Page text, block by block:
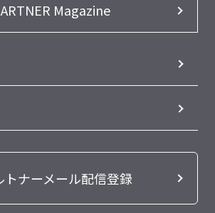
ARTNER Magazine
トナーメール配信登録